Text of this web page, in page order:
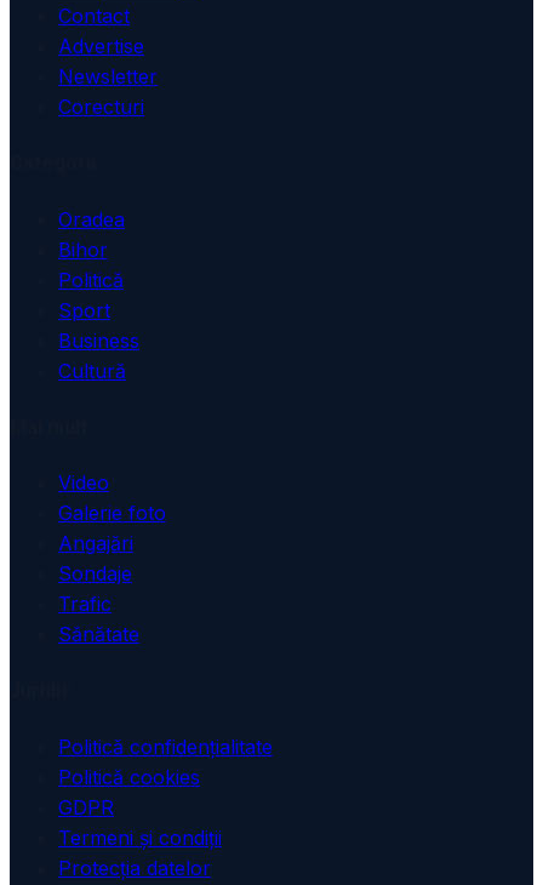
Contact
Advertise
Newsletter
Corecturi
Oradea
Bihor
Politică
Sport
Business
Cultură
Video
Galerie foto
Angajări
Sondaje
Trafic
Sănătate
Politică confidențialitate
Politică cookies
GDPR
Termeni și condiții
Protecția datelor